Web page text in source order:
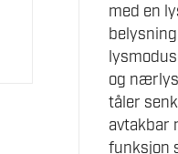
med en
og
tåler
avtakbar
funksjon